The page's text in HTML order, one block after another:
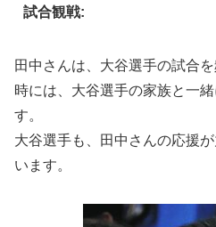
試合観戦:
田中さんは、大谷選手の試合
時には、大谷選手の家族と一
す。
大谷選手も、田中さんの応援
います。